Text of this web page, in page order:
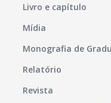
Livro e capítulo
Mídia
Monografia de
Relatório
Revista